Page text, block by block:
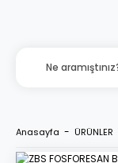
Anasayfa ÜRÜNLER